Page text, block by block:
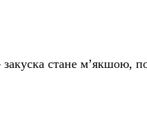
стане м’якшою,